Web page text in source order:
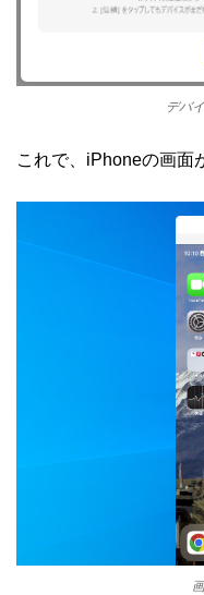
デバ
これで、iPhoneの画面